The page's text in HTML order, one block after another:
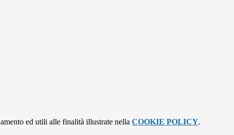
ed utili alle finalità illustrate nella COOKIE POLICY.